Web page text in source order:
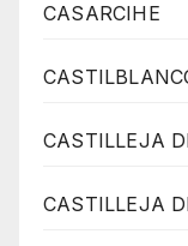
CASARCIHE
CASTILLEJA
CASTILLEJA